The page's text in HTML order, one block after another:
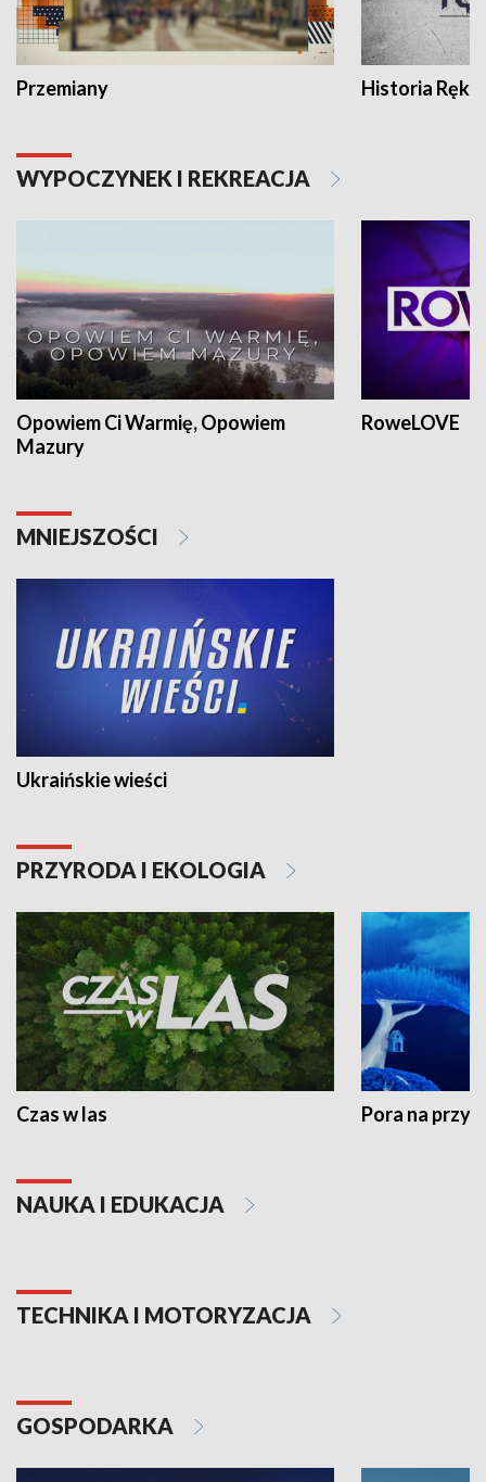
Przemiany Historia Ręką
WYPOCZYNEK I REKREACJA
Opowiem Ci Warmię, Opowiem
Mazury
RoweLOVE
MNIEJSZOŚCI
Ukraińskie wieści
PRZYRODA I EKOLOGIA
Czas w las Pora na
NAUKA I EDUKACJA
TECHNIKA I MOTORYZACJA
GOSPODARKA